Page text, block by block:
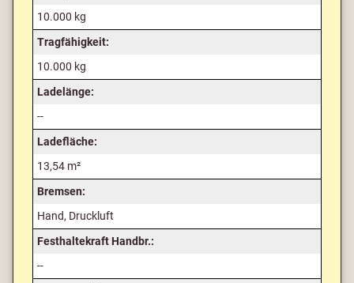
10.000 kg
Tragfähigkeit:
10.000 kg
Ladelänge:
--
Ladefläche:
13,54 m²
Bremsen:
Hand, Druckluft
Festhaltekraft Handbr.:
--